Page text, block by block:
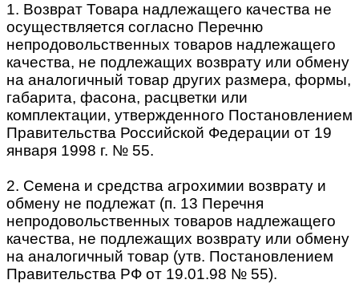
1. Возврат Товара надлежащего качества не
осуществляется согласно Перечню
непродовольственных товаров надлежащего
качества, не подлежащих возврату или обмену
на аналогичный товар других размера, формы,
габарита, фасона, расцветки или
комплектации, утвержденного Постановлением
Правительства Российской Федерации от 19
января 1998 г. № 55.
2. Семена и средства агрохимии возврату и
обмену не подлежат (п. 13 Перечня
непродовольственных товаров надлежащего
качества, не подлежащих возврату или обмену
на аналогичный товар (утв. Постановлением
Правительства РФ от 19.01.98 № 55).